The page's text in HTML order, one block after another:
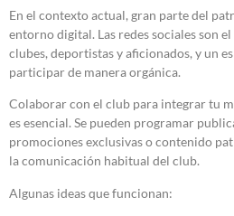
En el contexto actual, gran parte del
entorno digital. Las redes sociales son
clubes, deportistas y aficionados, y un
participar de manera orgánica.
Colaborar con el club para integrar tu
es esencial. Se pueden programar
promociones exclusivas o contenido
la comunicación habitual del club.
Algunas ideas que funcionan: